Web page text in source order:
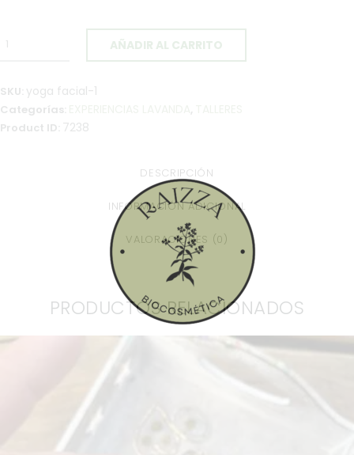
AÑADIR AL CARRITO
SKU: yoga facial-1
Categorías: ,
Product ID: 7238
DESCRIPCIÓN
INFORMACIÓN ADICIONAL
VALORACIONES (0)
PRODUCTOS RELACIONADOS